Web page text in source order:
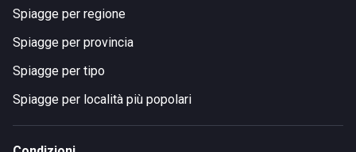
Spiagge per regione
Spiagge per provincia
Spiagge per tipo
Spiagge per località più popolari